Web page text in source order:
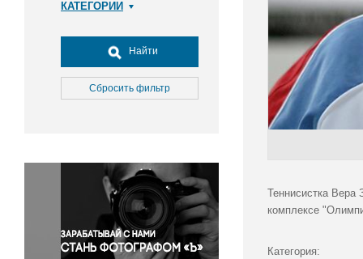
КАТЕГОРИИ
Досуг, туризм и отдых
Культура
Медицина
Окружающая среда
Политика
Правосудие
Происшествия и конфликты
Религия
Найти
Сбросить фильтр
Теннисистка Вера
комплексе
Категория: